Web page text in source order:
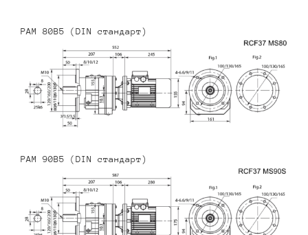
PAM 80B5 (DIN стандарт)
PAM 90B5 (DIN стандарт)